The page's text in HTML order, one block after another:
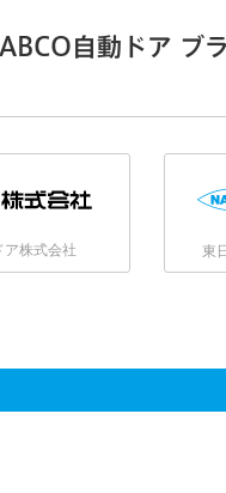
自動ドア ブ
ア株式会社 東